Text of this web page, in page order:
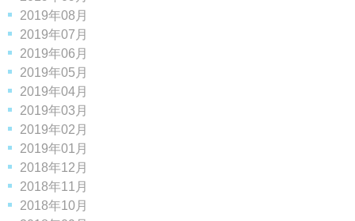
2019年08月
2019年07月
2019年06月
2019年05月
2019年04月
2019年03月
2019年02月
2019年01月
2018年12月
2018年11月
2018年10月